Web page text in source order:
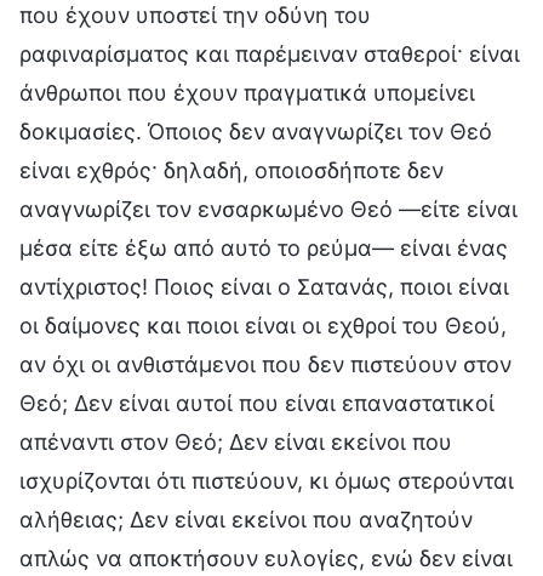
που έχουν υποστεί την οδύνη του
ραφιναρίσματος και παρέμειναν σταθεροί· είναι
άνθρωποι που έχουν πραγματικά υπομείνει
δοκιμασίες. Όποιος δεν αναγνωρίζει τον Θεό
είναι εχθρός· δηλαδή, οποιοσδήποτε δεν
αναγνωρίζει τον ενσαρκωμένο Θεό —είτε είναι
μέσα είτε έξω από αυτό το ρεύμα— είναι ένας
αντίχριστος! Ποιος είναι ο Σατανάς, ποιοι είναι
οι δαίμονες και ποιοι είναι οι εχθροί του Θεού,
αν όχι οι ανθιστάμενοι που δεν πιστεύουν στον
Θεό; Δεν είναι αυτοί που είναι επαναστατικοί
απέναντι στον Θεό; Δεν είναι εκείνοι που
ισχυρίζονται ότι πιστεύουν, κι όμως στερούνται
αλήθειας; Δεν είναι εκείνοι που αναζητούν
απλώς να αποκτήσουν ευλογίες, ενώ δεν είναι